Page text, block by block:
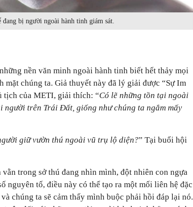
đang bị người ngoài hành tinh giám sát.
nền văn minh ngoài hành tinh biết hết thảy mọi
mặt chúng ta. Giả thuyết này đã lý giải được “Sự Im
tịch của METI, giải thích: “Có lẽ những tồn tại ngoài
người trên Trái Đất, giống như chúng ta ngắm mấy
giữ vườn thú ngoài vũ trụ lộ diện?” Tại buổi hội
trong sở thú đang nhìn mình, đột nhiên con ngựa
nguyên tố, điều này có thể tạo ra một mối liên hệ đặc
chúng ta sẽ cảm thấy mình buộc phải hồi đáp lại nó.